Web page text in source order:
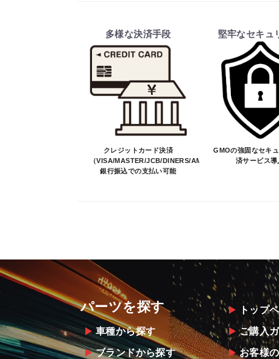
多様な決済手段
クレジットカード決済
（VISA/MASTER/JCB/DINERS/AMEX）、
銀行振込での支払い可能
堅牢なセキュ
GMOの強固なセキ
済サービス導
パーツを探す
車種から探す
ブランドから探す
トップ
ご購入
お客様